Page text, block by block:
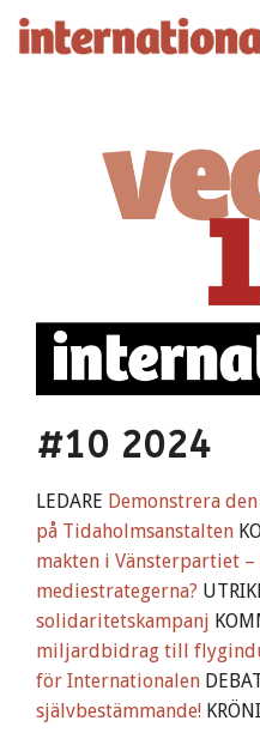
Hoppa
#10 2024
LEDARE Demonstrera
på Tidaholmsanstalten
makten i Vänsterpartiet
mediestrategerna?
solidaritetskampanj
miljardbidrag till
för Internationalen
självbestämmande!